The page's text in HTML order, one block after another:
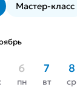
Мастер-класс
6
пн
7
вт
8
ср